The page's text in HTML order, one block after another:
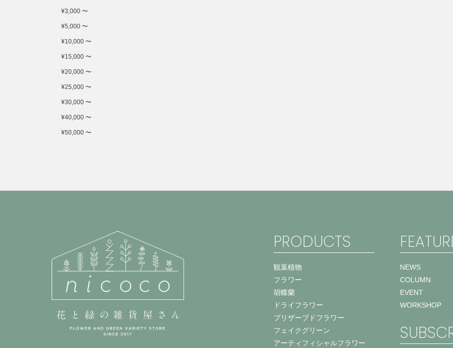
¥3,000 〜
¥5,000 〜
¥10,000 〜
¥15,000 〜
¥20,000 〜
¥25,000 〜
¥30,000 〜
¥40,000 〜
¥50,000 〜
PRODUCTS
観葉植物
フラワー
胡蝶蘭
ドライフラワー
プリザーブドフラワー
フェイクグリーン
アーティフィシャルフラワー
NEWS
COLUMN
EVENT
WORKSHOP